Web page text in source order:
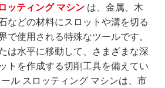
ッティング マシン は、金属、木
などの材料にスロットや溝を切る
で使用される特殊なツールです。
は水平に移動して、さまざまな深
トを作成する切削工具を備えてい
ル スロッティング マシンは、市